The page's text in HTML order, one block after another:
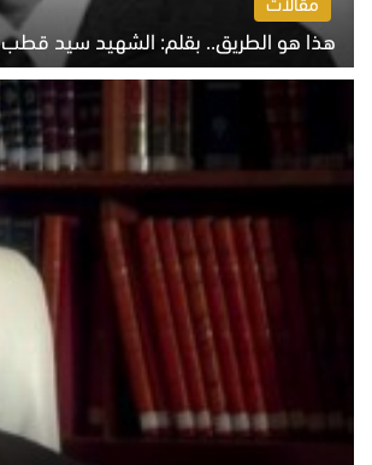
هذا هو الطريق.. بقلم: الشهيد سيد قطب
الخميس 6 أغسطس 2026 10:52 ص